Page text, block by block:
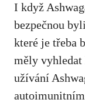
I když
bezpečnou
které je třeba
měly vyhledat
užívání